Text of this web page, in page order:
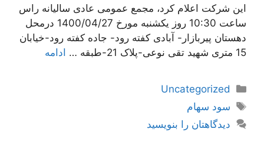
این شرکت اعلام کرد، مجمع عمومی عادی سالیانه راس
ساعت 10:30 روز یکشنبه مورخ 1400/04/27 درمحل
دهستان پیربازار- آبادی کفته رود- جاده کفته رود-خیابان
15 متری شهید تقی نوعی-پلاک 21-طبقه …
ادامه
دسته‌ها
Uncategorized
برچسب‌ها
سود سهام
دیدگاهتان را بنویسید